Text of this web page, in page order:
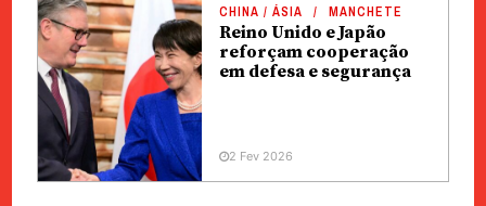
CHINA / ÁSIA MANCHETE
Reino Unido e Japão
reforçam cooperação
em defesa e segurança
2 Fev 2026